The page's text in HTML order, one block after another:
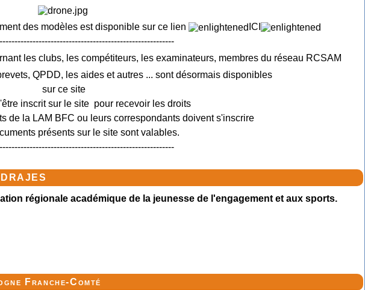
des modèles est disponible sur ce lien
ICI
les clubs, les compétiteurs, les examinateurs, membres du réseau RCSAM
QPDD, les aides et autres ... sont désormais disponibles
sur ce site
inscrit sur le site pour recevoir les droits
de la LAM BFC ou leurs correspondants doivent s'inscrire
présents sur le site sont valables.
régionale académique de la jeunesse de l'engagement et aux sports.
Franche-Comté